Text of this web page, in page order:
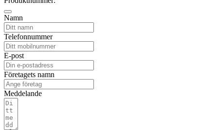
Namn
Telefonnummer
E-post
Företagets namn
Meddelande